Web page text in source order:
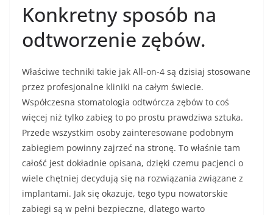
Konkretny sposób na
odtworzenie zębów.
Właściwe techniki takie jak All-on-4 są dzisiaj stosowane
przez profesjonalne kliniki na całym świecie.
Współczesna stomatologia odtwórcza zębów to coś
więcej niż tylko zabieg to po prostu prawdziwa sztuka.
Przede wszystkim osoby zainteresowane podobnym
zabiegiem powinny zajrzeć na stronę. To właśnie tam
całość jest dokładnie opisana, dzięki czemu pacjenci o
wiele chętniej decydują się na rozwiązania związane z
implantami. Jak się okazuje, tego typu nowatorskie
zabiegi są w pełni bezpieczne, dlatego warto